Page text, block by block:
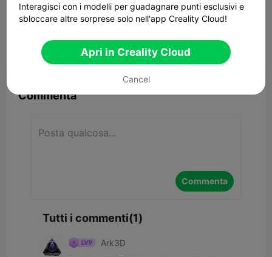
Boolet – El Fantasmita Travieso
Segnala 
Commenta
Commenta
Tutti i commenti(1)
Ark3D
Interagisci con i modelli per guadagnare punti esclusivi e
sbloccare altre sorprese solo nell'app Creality Cloud!
Apri in Creality Cloud
Cancel